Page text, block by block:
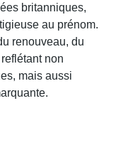
britanniques,
au prénom.
renouveau, du
non
mais aussi